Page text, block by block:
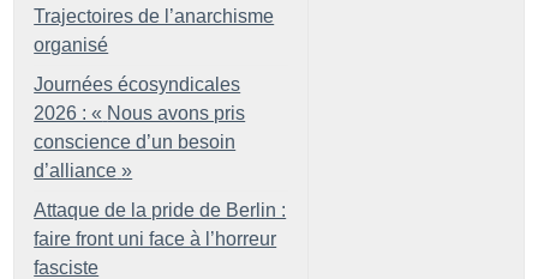
Trajectoires de l’anarchisme
organisé
Journées écosyndicales
2026 : « Nous avons pris
conscience d’un besoin
d’alliance »
Attaque de la pride de Berlin :
faire front uni face à l’horreur
fasciste